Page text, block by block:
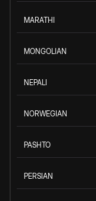
MARATHI
MONGOLIAN
NEPALI
NORWEGIAN
PASHTO
PERSIAN